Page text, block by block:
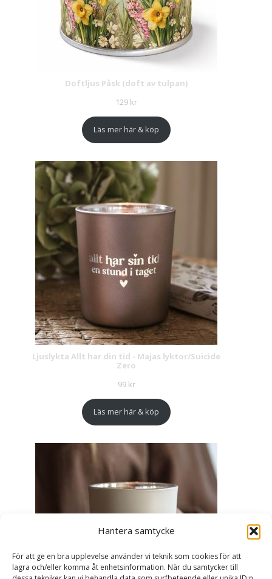
Hantera samtycke
För att ge en bra upplevelse använder vi teknik som cookies för att
lagra och/eller komma åt enhetsinformation. När du samtycker till
Doftljus Påsk (doft av tulpan)
129 kr
Läs mer här & köp
Ljuslykta Allt har din tid - Majas lyktor/Suicide
Zero
99 kr
Läs mer här & köp